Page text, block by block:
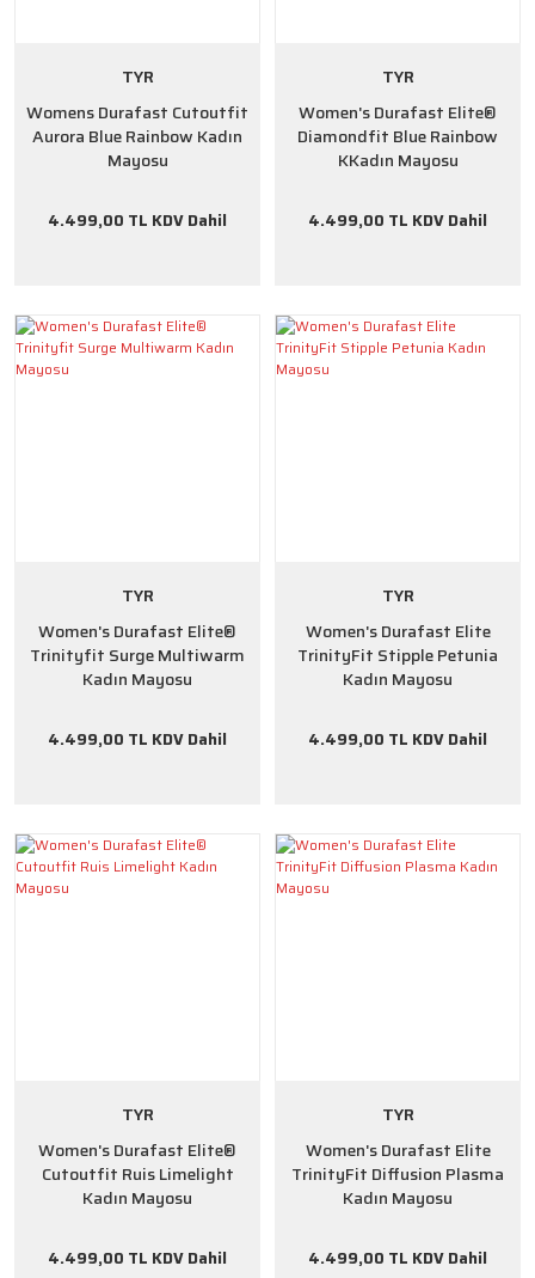
TYR
Womens Durafast Cutoutfit
Aurora Blue Rainbow Kadın
Mayosu
4.499,00 TL KDV Dahil
TYR
Women's Durafast Elite®
Diamondfit Blue Rainbow
KKadın Mayosu
4.499,00 TL KDV Dahil
TYR
Women's Durafast Elite®
Trinityfit Surge Multiwarm
Kadın Mayosu
4.499,00 TL KDV Dahil
TYR
Women's Durafast Elite
TrinityFit Stipple Petunia
Kadın Mayosu
4.499,00 TL KDV Dahil
TYR
Women's Durafast Elite®
Cutoutfit Ruis Limelight
Kadın Mayosu
4.499,00 TL KDV Dahil
TYR
Women's Durafast Elite
TrinityFit Diffusion Plasma
Kadın Mayosu
4.499,00 TL KDV Dahil